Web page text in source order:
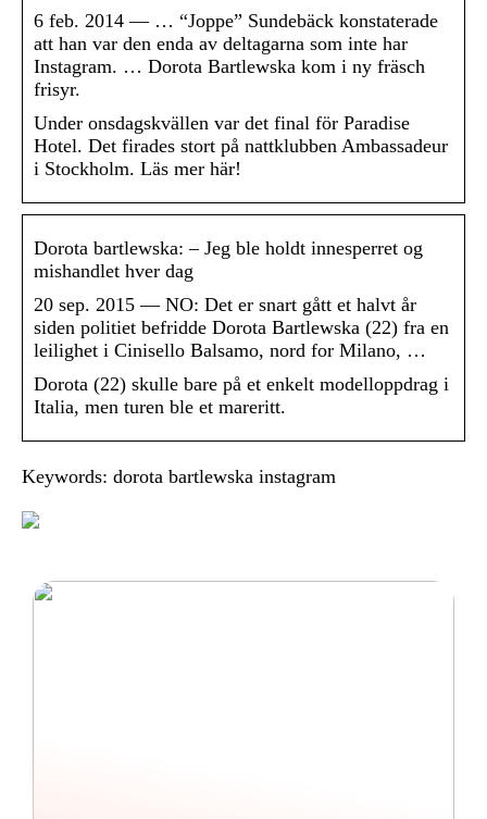
6 feb. 2014 — … “Joppe” Sundebäck konstaterade
att han var den enda av deltagarna som inte har
Instagram. … Dorota Bartlewska kom i ny fräsch
frisyr.
Under onsdagskvällen var det final för Paradise
Hotel. Det firades stort på nattklubben Ambassadeur
i Stockholm. Läs mer här!
Dorota bartlewska: – Jeg ble holdt innesperret og
mis­handlet hver dag
20 sep. 2015 — NO: Det er snart gått et halvt år
siden politiet befridde Dorota Bartlewska (22) fra en
leilighet i Cinisello Balsamo, nord for Milano, …
Dorota (22) skulle bare på et enkelt modelloppdrag i
Italia, men turen ble et mareritt.
Keywords: dorota bartlewska instagram